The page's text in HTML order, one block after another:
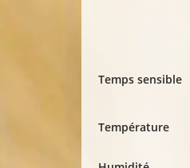
Temps sensible
Température